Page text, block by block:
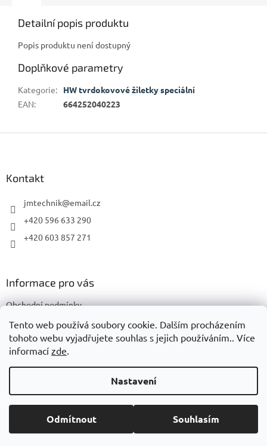
Tento web používá soubory cookie. Dalším procházením
tohoto webu vyjadřujete souhlas s jejich používáním.. Více
informací zde.
Nastavení
Odmítnout Souhlasím
Detailní popis produktu
Popis produktu není dostupný
Doplňkové parametry
Kategorie:
HW tvrdokovové žiletky speciální
EAN: 664252040223
Kontakt
jmtechnik@email.cz
+420 596 633 290
+420 603 857 271
Informace pro vás
Obchodní podmínky
Podmínky ochrany osobních údajů
Copyright 2026JMTechnik. Všechna práva vyhrazena.Upravit